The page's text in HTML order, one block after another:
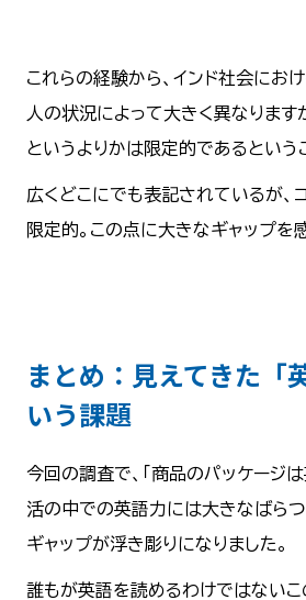
これらの経験から、インド社会にお
人の状況によって大きく異なります
というよりかは限定的であるという
広くどこにでも表記されているが、
限定的。この点に大きなギャップを
まとめ：見えてきた「
いう課題
今回の調査で、「商品のパッケージ
活の中での英語力には大きなばらつ
ギャップが浮き彫りになりました。
誰もが英語を読めるわけではないこ